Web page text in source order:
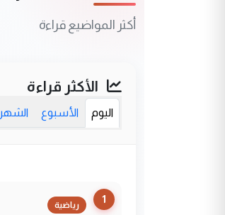
أكثر المواضيع قراءة
الأكثر قراءة
اليوم الأسبوع الشهر
1
رياضية